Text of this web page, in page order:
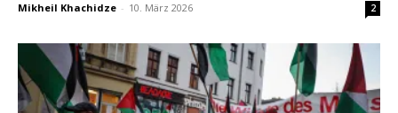
Mikheil Khachidze - 10. März 2026 2